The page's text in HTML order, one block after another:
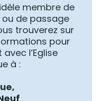
membre de
de passage
trouverez sur
pour
l’Eglise
à :